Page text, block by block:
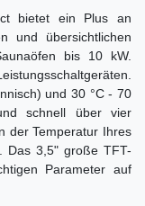
bietet ein Plus an
und übersichtlichen
bis 10 kW.
und 30 °C - 70
schnell über vier
der Temperatur Ihres
Das 3,5" große TFT-
Parameter auf